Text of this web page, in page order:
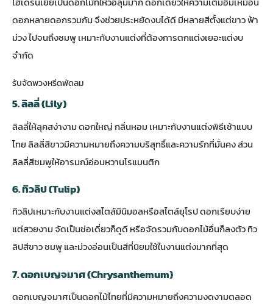
ดอกหลายดอกรวมกัน จึงช่วยประหยัดงบได้ดี มีหลายสีตั้งแต่ขาว ฟ้า
ม่วง ไปจนถึงชมพู เหมาะกับงานแต่งที่ต้องการตกแต่งเยอะแต่งบ
จำกัด
รับจัดพวงหรีดพัดลม
5. ลิลลี่ (Lily)
ลิลลี่ให้ลุคสง่างาม ดอกใหญ่ กลิ่นหอม เหมาะกับงานแต่งพิธีเช้าแบบ
ไทย ลิลลี่สีขาวมีความหมายถึงความบริสุทธิ์และความรักที่มั่นคง ส่วน
ลิลลี่สีชมพูให้อารมณ์อ่อนหวานโรแมนติก
6. ทิวลิป (Tulip)
ทิวลิปเหมาะกับงานแต่งสไตล์มินิมอลหรือสไตล์ยุโรป ดอกเรียบง่าย
แต่สวยงาม จัดเป็นช่อเดี่ยวก็ดูดี หรือจัดรวมกับดอกไม้อื่นก็ลงตัว ทิว
ลิปสีขาว ชมพู และม่วงอ่อนเป็นสีที่นิยมใช้ในงานแต่งมากที่สุด
7. ดอกเบญจมาศ (Chrysanthemum)
ดอกเบญจมาศเป็นดอกไม้ไทยที่มีความหมายถึงความงดงามตลอด